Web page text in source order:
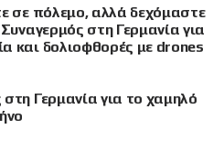
σε πόλεμο, αλλά δεχόμαστε
Συναγερμός στη Γερμανία για
και δολιοφθορές με drones
Γερμανία για το χαμηλό